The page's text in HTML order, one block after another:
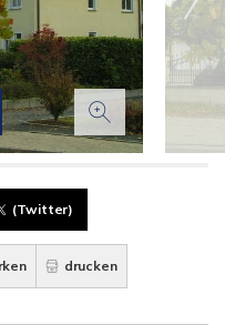
(Twitter)
drucken